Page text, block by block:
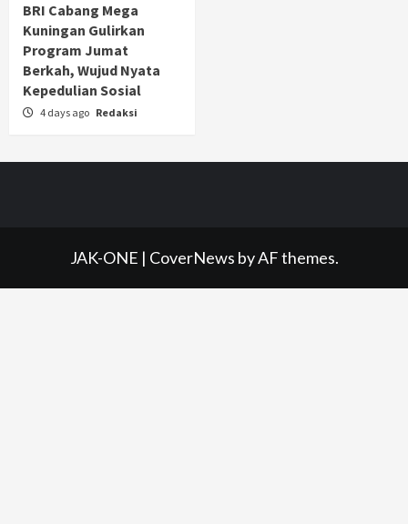
BRI Cabang Mega
Kuningan Gulirkan
Program Jumat
Berkah, Wujud Nyata
Kepedulian Sosial
4 days ago Redaksi
JAK-ONE | CoverNews by AF themes.